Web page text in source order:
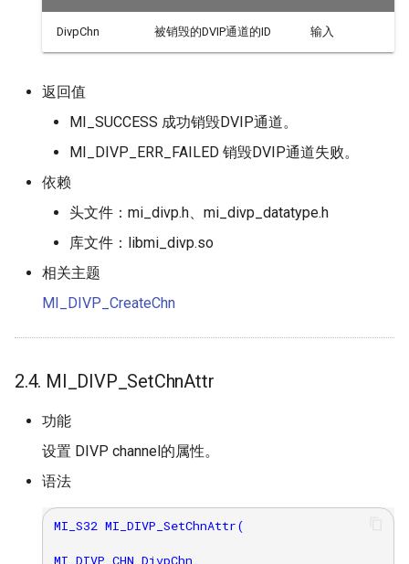
DivpChn 被销毁的DVIP通道的ID 输入
返回值
MI_SUCCESS 成功销毁DVIP通道。
MI_DIVP_ERR_FAILED 销毁DVIP通道失败。
依赖
头文件：mi_divp.h、mi_divp_datatype.h
库文件：libmi_divp.so
相关主题
MI_DIVP_CreateChn
2.4. MI_DIVP_SetChnAttr
功能
设置 DIVP channel的属性。
语法
MI_S32 MI_DIVP_SetChnAttr(
MI_DIVP_CHN DivpChn,